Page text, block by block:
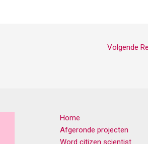
Volgende
Home
Afgeronde projecten
Word citizen scientist